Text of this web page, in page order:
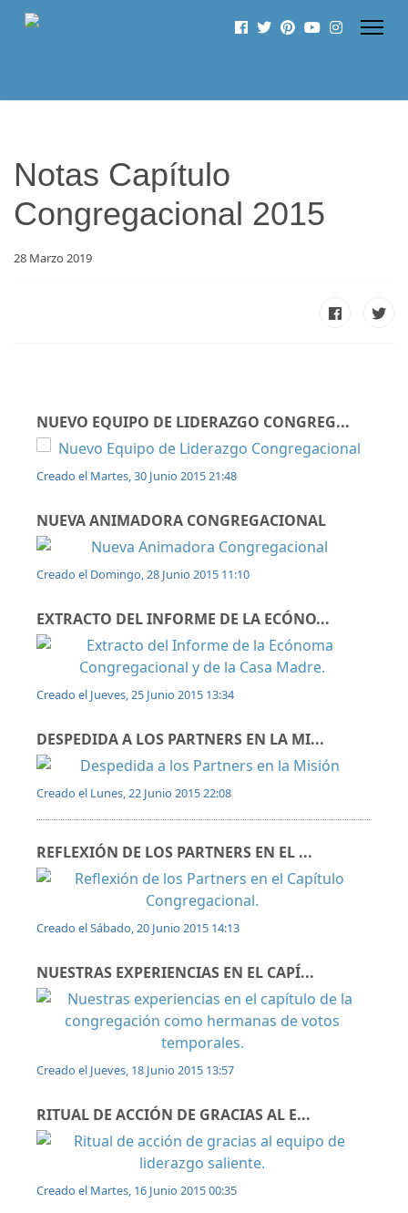
Notas Capítulo
Congregacional 2015
28 Marzo 2019
NUEVO EQUIPO DE LIDERAZGO CONGREG...
Creado el Martes, 30 Junio 2015 21:48
NUEVA ANIMADORA CONGREGACIONAL
Creado el Domingo, 28 Junio 2015 11:10
EXTRACTO DEL INFORME DE LA ECÓNO...
Creado el Jueves, 25 Junio 2015 13:34
DESPEDIDA A LOS PARTNERS EN LA MI...
Creado el Lunes, 22 Junio 2015 22:08
REFLEXIÓN DE LOS PARTNERS EN EL ...
Creado el Sábado, 20 Junio 2015 14:13
NUESTRAS EXPERIENCIAS EN EL CAPÍ...
Creado el Jueves, 18 Junio 2015 13:57
RITUAL DE ACCIÓN DE GRACIAS AL E...
Creado el Martes, 16 Junio 2015 00:35